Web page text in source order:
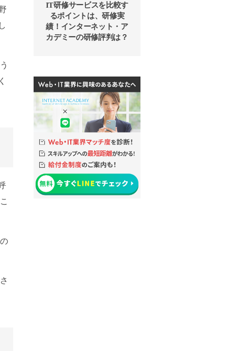
IT研修サービスを比較す
るポイントは、研修実
績！インターネット・ア
カデミーの研修評判は？